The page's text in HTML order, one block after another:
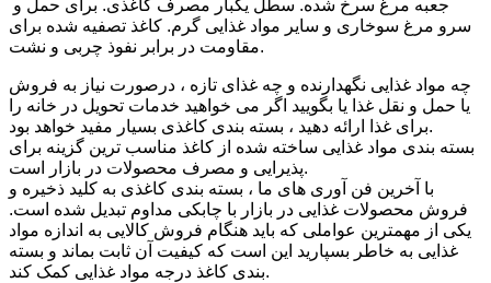
سرو مرغ سوخاری و سایر مواد غذایی گرم. کاغذ تصفیه شده برای
مقاومت در برابر نفوذ چربی و نشت.
چه مواد غذایی نگهدارنده و چه غذای تازه ، درصورت نیاز به فروش
یا حمل و نقل غذا یا بگویید اگر می خواهید خدمات تحویل در خانه را
برای غذا ارائه دهید ، بسته بندی کاغذی بسیار مفید خواهد بود.
بسته بندی مواد غذایی ساخته شده از کاغذ مناسب ترین گزینه برای
پذیرایی و مصرف محصولات در بازار است.
با آخرین فن آوری های ما ، بسته بندی کاغذی به کلید ذخیره و
فروش محصولات غذایی در بازار با چابکی مداوم تبدیل شده است.
یکی از مهمترین عواملی که باید هنگام فروش کالایی به اندازه مواد
غذایی به خاطر بسپارید این است که کیفیت آن ثابت بماند و بسته
بندی کاغذ درجه مواد غذایی کمک کند.